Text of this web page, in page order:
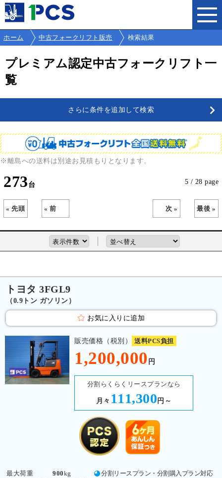
ホーム 中古フォークリフト販売 検索結果
プレミアム認定中古フォークリフト一
覧
さらに条件を追加して検索
※離島への送料は別途お見積もりとなります。
273 5 / 28 page
« 先頭 « 前 次 » 最後 »
トヨタ 3FGL9
（0.9トン ガソリン）
お気に入りに追加
販売価格（税別） 送料PCS負担
1,200,000 円
分割らくらくリースプランなら
月々 111,300 円～
最大荷重
900kg
分割リースプラン・分割購入プラン対応